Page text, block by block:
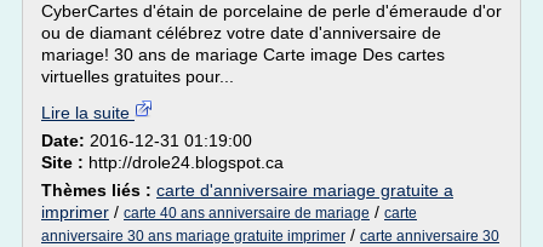
CyberCartes d'étain de porcelaine de perle d'émeraude d'or
ou de diamant célébrez votre date d'anniversaire de
mariage! 30 ans de mariage Carte image Des cartes
virtuelles gratuites pour...
Lire la suite
Date: 2016-12-31 01:19:00
Site : http://drole24.blogspot.ca
Thèmes liés : carte d'anniversaire mariage gratuite a
imprimer / carte 40 ans anniversaire de mariage / carte
anniversaire 30 ans mariage gratuite imprimer / carte anniversaire 30